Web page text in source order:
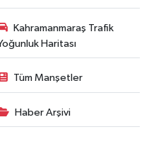
Kahramanmaraş Trafik
Haritası
Tüm Manşetler
Haber Arşivi